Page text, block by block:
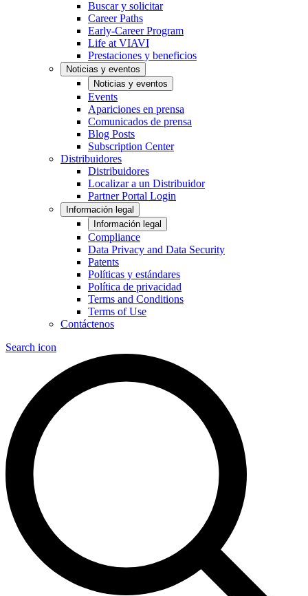
Buscar y solicitar
Career Paths
Early-Career Program
Life at VIAVI
Prestaciones y beneficios
Noticias y eventos
Noticias y eventos
Events
Apariciones en prensa
Comunicados de prensa
Blog Posts
Subscription Center
Distribuidores
Distribuidores
Localizar a un Distribuidor
Partner Portal Login
Información legal
Información legal
Compliance
Data Privacy and Data Security
Patents
Políticas y estándares
Política de privacidad
Terms and Conditions
Terms of Use
Contáctenos
Search icon